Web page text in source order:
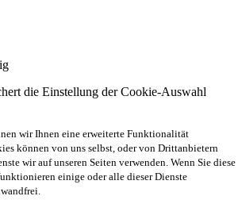
die Einstellung der Cookie-Auswahl
wir Ihnen eine erweiterte Funktionalität
können von uns selbst, oder von Drittanbietern
wir auf unseren Seiten verwenden. Wenn Sie diese
einige oder alle dieser Dienste